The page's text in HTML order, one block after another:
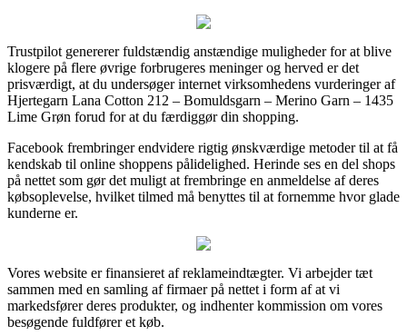
Trustpilot genererer fuldstændig anstændige muligheder for at blive
klogere på flere øvrige forbrugeres meninger og herved er det
prisværdigt, at du undersøger internet virksomhedens vurderinger af
Hjertegarn Lana Cotton 212 – Bomuldsgarn – Merino Garn – 1435
Lime Grøn forud for at du færdiggør din shopping.
Facebook frembringer endvidere rigtig ønskværdige metoder til at få
kendskab til online shoppens pålidelighed. Herinde ses en del shops
på nettet som gør det muligt at frembringe en anmeldelse af deres
købsoplevelse, hvilket tilmed må benyttes til at fornemme hvor glade
kunderne er.
Vores website er finansieret af reklameindtægter. Vi arbejder tæt
sammen med en samling af firmaer på nettet i form af at vi
markedsfører deres produkter, og indhenter kommission om vores
besøgende fuldfører et køb.